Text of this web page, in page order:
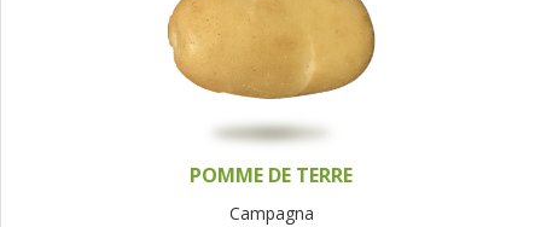
POMME DE TERRE
Campagna